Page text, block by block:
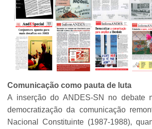
Comunicação como pauta de luta
A inserção do ANDES-SN no debate
democratização da comunicação
Nacional Constituinte (1987-1988),